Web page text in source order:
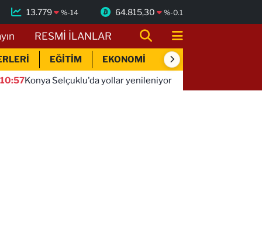
13.779 %-14 64.815,30 %-0.1
RESMİ İLANLAR
EĞİTİM EKONOMİ SİYASET
yollar yenileniyor
10:46